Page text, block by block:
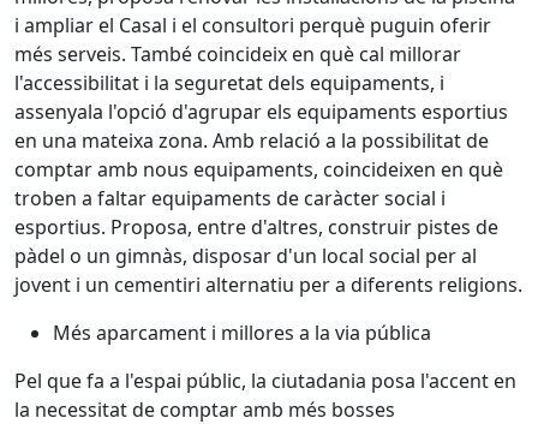
i ampliar el Casal i el consultori perquè puguin oferir
més serveis. També coincideix en què cal millorar
l'accessibilitat i la seguretat dels equipaments, i
assenyala l'opció d'agrupar els equipaments esportius
en una mateixa zona. Amb relació a la possibilitat de
comptar amb nous equipaments, coincideixen en què
troben a faltar equipaments de caràcter social i
esportius. Proposa, entre d'altres, construir pistes de
pàdel o un gimnàs, disposar d'un local social per al
jovent i un cementiri alternatiu per a diferents religions.
Més aparcament i millores a la via pública
Pel que fa a l'espai públic, la ciutadania posa l'accent en
la necessitat de comptar amb més bosses